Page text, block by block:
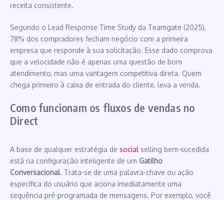
receita consistente.
Segundo o Lead Response Time Study da Teamgate (2025),
78% dos compradores fecham negócio com a primeira
empresa que responde à sua solicitação. Esse dado comprova
que a velocidade não é apenas uma questão de bom
atendimento, mas uma vantagem competitiva direta. Quem
chega primeiro à caixa de entrada do cliente, leva a venda.
Como funcionam os fluxos de vendas no
Direct
A base de qualquer estratégia de social selling bem-sucedida
está na configuração inteligente de um Gatilho
Conversacional. Trata-se de uma palavra-chave ou ação
específica do usuário que aciona imediatamente uma
sequência pré-programada de mensagens. Por exemplo, você